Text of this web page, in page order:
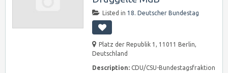
Listed in 18. Deutscher Bundestag
Platz der Republik 1, 11011 Berlin,
Deutschland
Description: CDU/CSU-Bundestagsfraktion